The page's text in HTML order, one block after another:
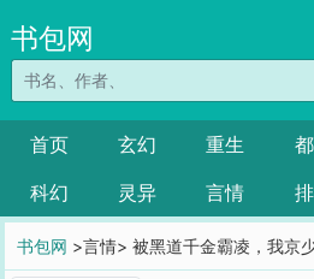
书包网
首页 玄幻 重生
科幻
灵异 言情
书包网 >言情> 被黑道千金霸凌，我京